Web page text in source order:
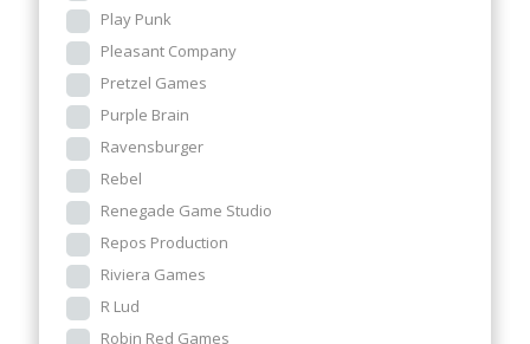
Play Punk
Pleasant Company
Pretzel Games
Purple Brain
Ravensburger
Rebel
Renegade Game Studio
Repos Production
Riviera Games
R Lud
Robin Red Games